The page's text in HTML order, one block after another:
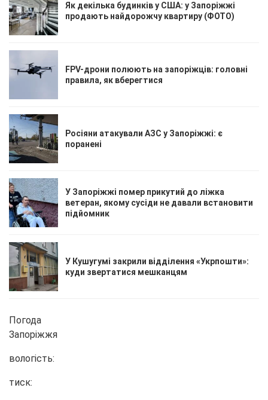
Як декілька будинків у США: у Запоріжжі
продають найдорожчу квартиру (ФОТО)
FPV-дрони полюють на запоріжців: головні
правила, як вберегтися
Росіяни атакували АЗС у Запоріжжі: є
поранені
У Запоріжжі помер прикутий до ліжка
ветеран, якому сусіди не давали встановити
підйомник
У Кушугумі закрили відділення «Укрпошти»:
куди звертатися мешканцям
Погода
Запоріжжя
вологість:
тиск: